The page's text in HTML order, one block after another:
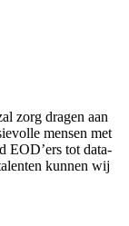
zorg dragen aan
mensen met
EOD’ers tot data-
kunnen wij